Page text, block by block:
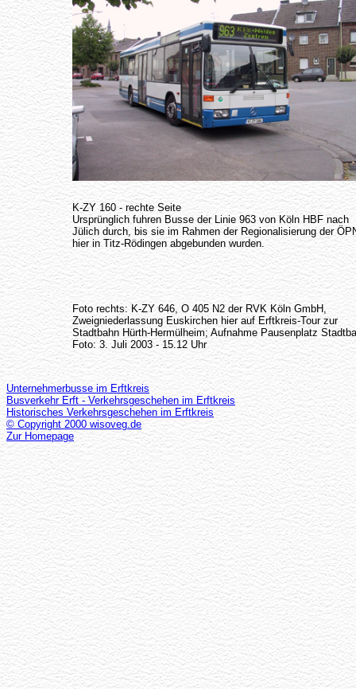
K-ZY 160 - rechte Seite
Ursprünglich fuhren Busse der Linie 963 von Köln HBF nach
Jülich durch, bis sie im Rahmen der Regionalisierung der
hier in Titz-Rödingen abgebunden wurden.
Foto rechts: K-ZY 646, O 405 N2 der RVK Köln GmbH,
Zweigniederlassung Euskirchen hier auf Erftkreis-Tour zur
Stadtbahn Hürth-Hermülheim; Aufnahme Pausenplatz
Foto: 3. Juli 2003 - 15.12 Uhr
Unternehmerbusse im Erftkreis
Busverkehr Erft - Verkehrsgeschehen im Erftkreis
Historisches Verkehrsgeschehen im Erftkreis
© Copyright 2000 wisoveg.de
Zur Homepage